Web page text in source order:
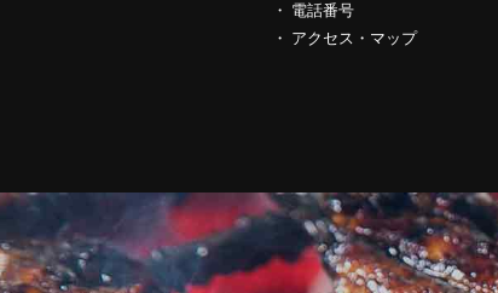
電話番号
アクセス・マップ